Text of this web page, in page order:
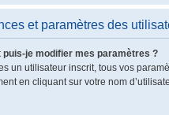
et paramètres des
puis-je modifier mes paramètres ?
un utilisateur inscrit, tous vos
en cliquant sur votre nom